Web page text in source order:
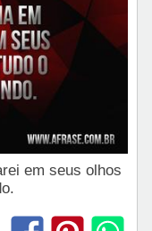
em seus olhos